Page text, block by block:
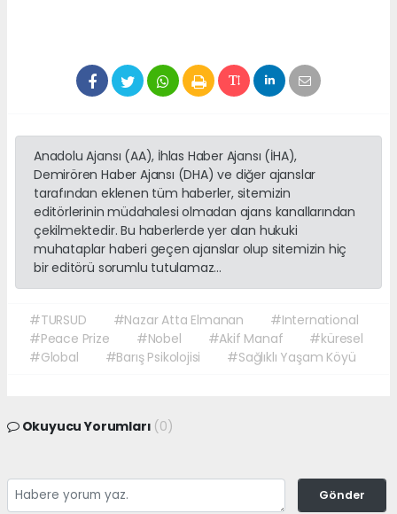
Anadolu Ajansı (AA), İhlas Haber Ajansı (İHA),
Demirören Haber Ajansı (DHA) ve diğer ajanslar
tarafından eklenen tüm haberler, sitemizin
editörlerinin müdahalesi olmadan ajans kanallarından
çekilmektedir. Bu haberlerde yer alan hukuki
muhataplar haberi geçen ajanslar olup sitemizin hiç
bir editörü sorumlu tutulamaz...
#TURSUD #Nazar Atta Elmanan
#International
#Peace Prize
#Nobel #Akif Manaf
#küresel
#Global
#Barış Psikolojisi #Sağlıklı Yaşam Köyü
Okuyucu Yorumları (0)
Gönder